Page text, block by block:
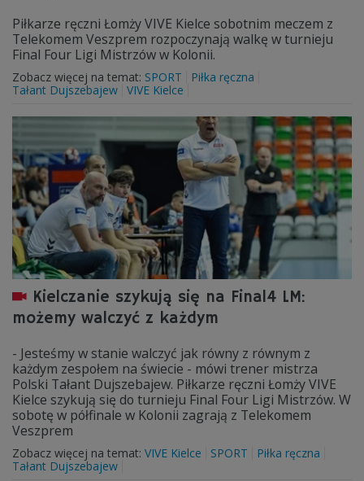
Piłkarze ręczni Łomży VIVE Kielce sobotnim meczem z
Telekomem Veszprem rozpoczynają walkę w turnieju
Final Four Ligi Mistrzów w Kolonii.
Zobacz więcej na temat: SPORT
Piłka ręczna
Tałant Dujszebajew VIVE Kielce
Kielczanie szykują się na Final4 LM:
możemy walczyć z każdym
- Jesteśmy w stanie walczyć jak równy z równym z
każdym zespołem na świecie - mówi trener mistrza
Polski Tałant Dujszebajew. Piłkarze ręczni Łomży VIVE
Kielce szykują się do turnieju Final Four Ligi Mistrzów. W
sobotę w półfinale w Kolonii zagrają z Telekomem
Veszprem
Zobacz więcej na temat: VIVE Kielce SPORT
Piłka ręczna
Tałant Dujszebajew